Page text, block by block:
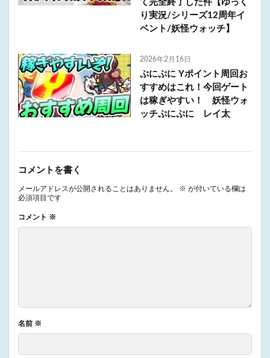
て完全終了した件【ゆっく
り実況/シリーズ12周年イ
ベント/妖怪ウォッチ】
2026年2月16日
ぷにぷに Yポイント周回お
すすめはこれ！今回ゲート
は稼ぎやすい！ 妖怪ウォ
ッチぷにぷに レイ太
コメントを書く
メールアドレスが公開されることはありません。 ※ が付いている欄は
必須項目です
コメント ※
名前 ※